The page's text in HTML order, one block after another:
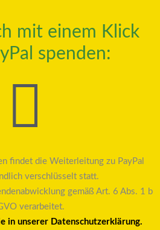
mit einem Klick
spenden:
findet die Weiterleitung zu PayPal
verschlüsselt statt.
gemäß Art. 6 Abs. 1 b
verarbeitet.
in unserer Datenschutzerklärung.